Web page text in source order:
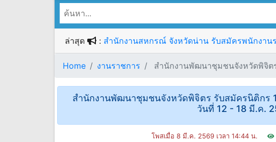
ล่าสุด : สำนักงานสหกรณ์ จังหวัดน่าน รับสมัครพนักงาน
Home งานราชการ สํานักงานพัฒนาชุมชนจังหวัดพิจิต
สํานักงานพัฒนาชุมชนจังหวัดพิจิตร รับสมัครนิติกร
วันที่ 12 - 18 มี.ค.
โพสเมื่อ 8 มี.ค. 2569 เวลา 14:44 น.